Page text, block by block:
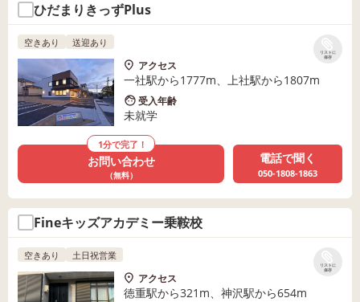
ひだまりきっずPlus
リストに
保存
空きあり 送迎あり
アクセス
一社駅から1777m、上社駅から1807m
受入年齢
未就学
1分で完了！
お問い合わせ
（無料）
電話で聞く
050-1808-1863
Fineキッズアカデミー乗鞍校
リストに
保存
空きあり 土日祝営業
アクセス
徳重駅から321m、神沢駅から654m